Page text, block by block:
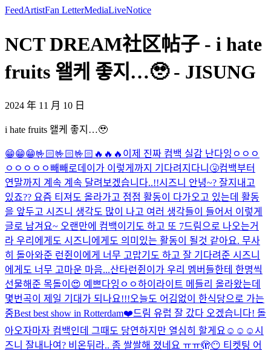
FeedArtistFan LetterMediaLiveNotice
NCT DREAM社区帖子 - i hate
fruits 왤케 좋지…🥹 - JISUNG
2024 年 11 月 10 日
i hate fruits 왤케 좋지…🥹
😁😁😁🤟🏻🤟🏻🤟🏻🔥🔥🔥 이제 진짜 컴백 실감 난다잉ㅇㅇㅇ
ㅇㅇㅇㅇㅇ 빼빼로데이가 이렇게까지 기다려지다니🤧컴백부터
연말까지 계속 계속 달려보겠습니다..!!시즈니 안녕~? 잘지내고
있죠?? 요즘 티져도 올라가고 점점 활동이 다가오고 있는데 활동
을 앞두고 시즈니 생각도 많이 나고 여러 생각들이 들어서 이렇게
글로 남겨요~ 오랜만에 컴백이기도 하고 또 7드림으로 나오는거
라 우리에게도 시즈니에게도 의미있는 활동이 될것 같아요. 무사
히 돌아와준 런쥔이에게 너무 고맙기도 하고 잘 기다려준 시즈니
에게도 너무 고마운 마음...산타런쥔이가 우리 멤버들한테 한명씩
선물해준 목돌이😍 예쁘다잉ㅇㅇ하이라이트 메들리 올라왔는데
몇번곡이 제일 기대가 되나요!!!오늘도 어김없이 한식당으로 가는
중Best best show in Rotterdam❤️드림 유럽 잘 갔다 오겠습니다! 돌
아오자마자 컴백인데 그때도 당연하지만 열심히 할게요☺️☺️☺️ 시
즈니 잘내나여? 비온뒤라.. 좀 쌀쌀해 졌네요 ㅠㅠ🫣😶 티켓팅 어